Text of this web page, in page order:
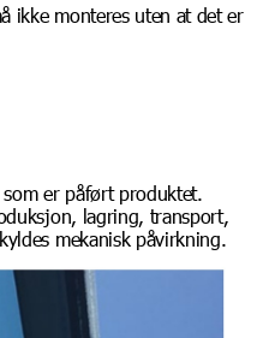
ikke monteres uten at det er
som er påført produktet.
lagring, transport,
mekanisk påvirkning.